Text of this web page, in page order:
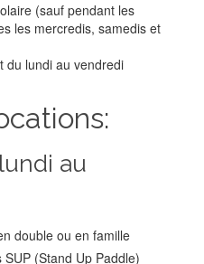
(sauf pendant les
les mercredis, samedis et
du lundi au vendredi
au
double ou en famille
(Stand Up Paddle)